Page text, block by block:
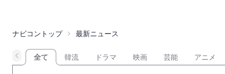
ナビコントップ 最新ニュース
全て 韓流 ドラマ 映画 芸能 アニメ